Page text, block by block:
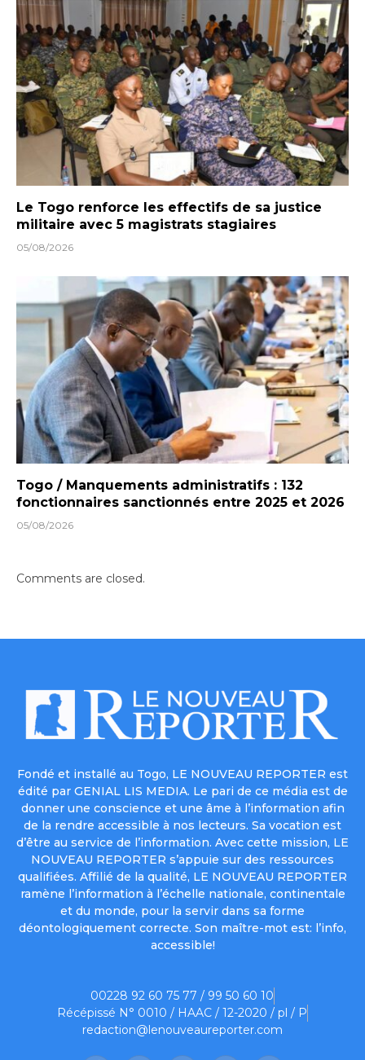
Le Togo renforce les effectifs de sa justice
militaire avec 5 magistrats stagiaires
05/08/2026
Togo / Manquements administratifs : 132
fonctionnaires sanctionnés entre 2025 et 2026
05/08/2026
Comments are closed.
Fondé et installé au Togo, LE NOUVEAU REPORTER est
édité par GENIAL LIS MEDIA. Le pari de ce média est de
donner une conscience et une âme à l’information afin
de la rendre accessible à nos lecteurs. Sa vocation est
d’être au service de l’information. Avec cette mission, LE
NOUVEAU REPORTER s’appuie sur des ressources
qualifiées. Affilié de la qualité, LE NOUVEAU REPORTER
ramène l’information à l’échelle nationale, continentale
et du monde, pour la servir dans sa forme
déontologiquement correcte. Son maître-mot est: l’info,
accessible!
00228 92 60 75 77 / 99 50 60 10
Récépissé N° 0010 / HAAC / 12-2020 / pl / P
redaction@lenouveaureporter.com